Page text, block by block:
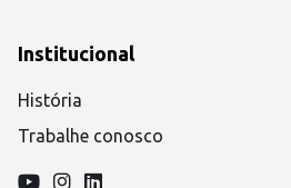
Institucional
História
Trabalhe conosco